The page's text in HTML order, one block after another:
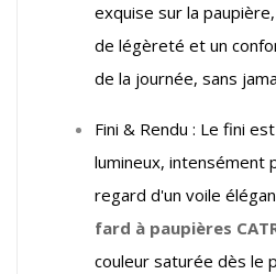
exquise sur la
de légèreté et un
de la journée, sans
Fini & Rendu : Le fini
lumineux, intensément
regard d'un voile
fard à paupières
couleur saturée dès le